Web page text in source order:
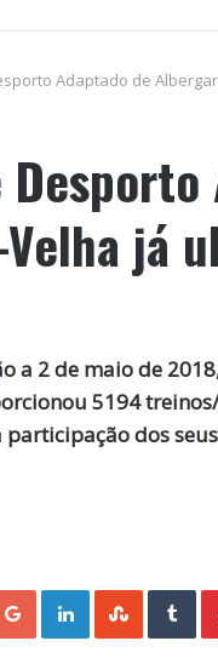
Adaptado de
já
a 2 de maio de
5194
dos
Google+ LinkedIn StumbleUpon Tumblr